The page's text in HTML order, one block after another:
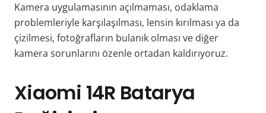
Kamera uygulamasının açılmaması, odaklama
problemleriyle karşılaşılması, lensin kırılması ya da
çizilmesi, fotoğrafların bulanık olması ve diğer
kamera sorunlarını özenle ortadan kaldırıyoruz.
Xiaomi 14R Batarya